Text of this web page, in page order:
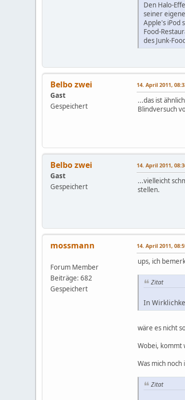
Den Halo-
seiner
Apple's iPod
Food-
des Junk-
Belbo zwei
Gast
Gespeichert
14. April 2011,
...das ist
Blindversuch
Belbo zwei
Gast
Gespeichert
14. April 2011,
...vielleicht
stellen.
mossmann
Forum Member
Beiträge: 682
Gespeichert
14. April 2011,
ups, ich
Zitat
In
wäre es nicht
Wobei, kommt
Was mich
Zitat